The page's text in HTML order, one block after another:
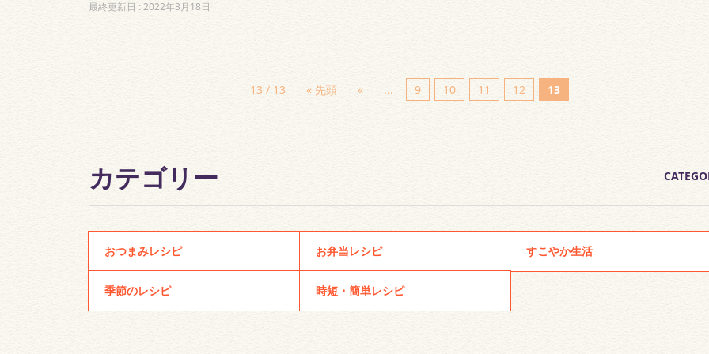
最終更新日 : 2022年3月18日
13 / 13 « 先頭 « ... 9 10 11 12 13
カテゴリー
おつまみレシピ お弁当レシピ すこやか生活
季節のレシピ 時短・簡単レシピ